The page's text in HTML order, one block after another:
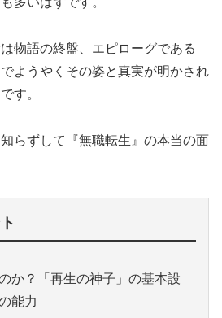
物語の終盤、エピローグである
ようやくその姿と真実が明かされ
す。
らずして『無職転生』の本当の面
か？「再生の神子」の基本設
能力